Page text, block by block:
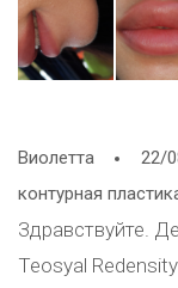
филлер?
Виолетта
22/
контурная
Здравствуйте.
Teosyal